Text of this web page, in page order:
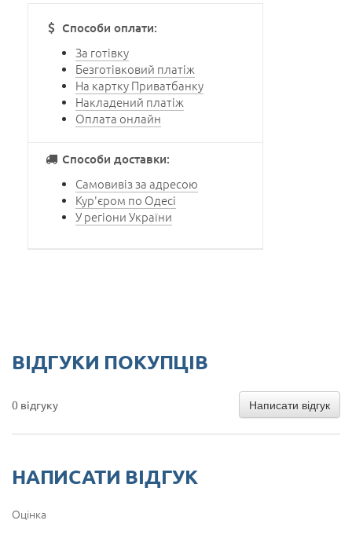
Способи оплати:
За готівку
Безготівковий платіж
На картку Приватбанку
Накладений платіж
Оплата онлайн
Способи доставки:
Самовивіз за адресою
Кур'єром по Одесі
У регіони України
ВІДГУКИ ПОКУПЦІВ
0 відгуку Написати відгук
НАПИСАТИ ВІДГУК
Оцінка